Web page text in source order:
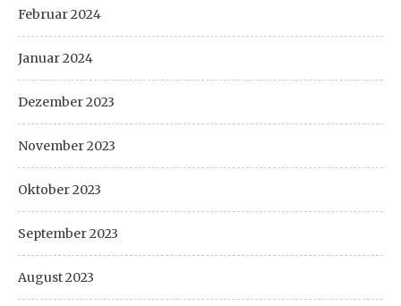
Februar 2024
Januar 2024
Dezember 2023
November 2023
Oktober 2023
September 2023
August 2023